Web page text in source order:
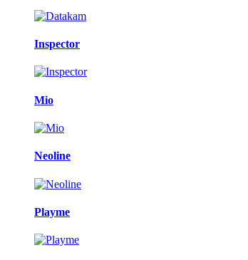
Inspector
Mio
Neoline
Playme